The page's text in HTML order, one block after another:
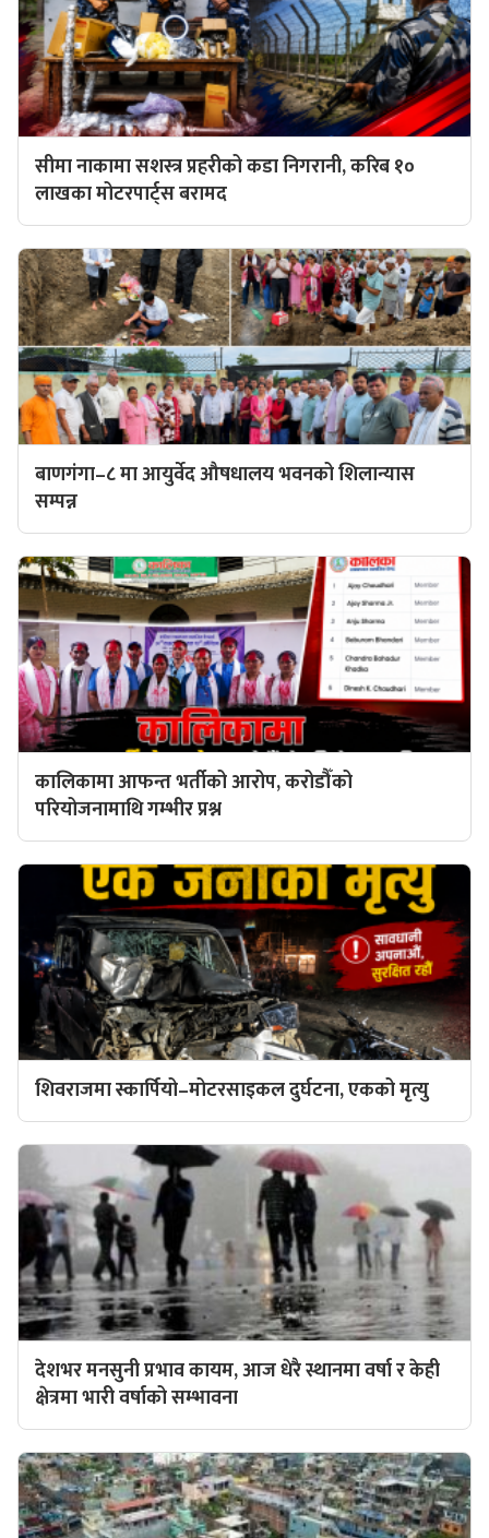
सीमा नाकामा सशस्त्र प्रहरीको कडा निगरानी, करिब १०
लाखका मोटरपार्ट्स बरामद
बाणगंगा–८ मा आयुर्वेद औषधालय भवनको शिलान्यास
सम्पन्न
कालिकामा आफन्त भर्तीको आरोप, करोडौँको
परियोजनामाथि गम्भीर प्रश्न
शिवराजमा स्कार्पियो–मोटरसाइकल दुर्घटना, एकको मृत्यु
देशभर मनसुनी प्रभाव कायम, आज धेरै स्थानमा वर्षा र केही
क्षेत्रमा भारी वर्षाको सम्भावना